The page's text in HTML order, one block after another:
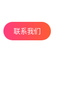
联系我们